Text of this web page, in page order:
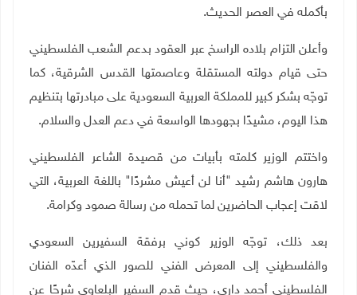
بأكمله في العصر الحديث.
وأعلن التزام بلاده الراسخ عبر العقود بدعم الشعب الفلسطيني
حتى قيام دولته المستقلة وعاصمتها القدس الشرقية، كما
توجّه بشكر كبير للمملكة العربية السعودية على مبادرتها بتنظيم
هذا اليوم، مشيدًا بجهودها الواسعة في دعم العدل والسلام.
واختتم الوزير كلمته بأبيات من قصيدة الشاعر الفلسطيني
هارون هاشم رشيد "أنا لن أعيش مشردًا" باللغة العربية، التي
لاقت إعجاب الحاضرين لما تحمله من رسالة صمود وكرامة.
بعد ذلك، توجّه الوزير كوني برفقة السفيرين السعودي
والفلسطيني إلى المعرض الفني للصور الذي أعدّه الفنان
الفلسطيني أحمد داري، حيث قدم السفير البلعاوي شرحًا عن